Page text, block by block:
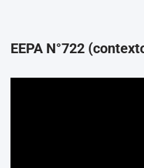
EEPA N°722